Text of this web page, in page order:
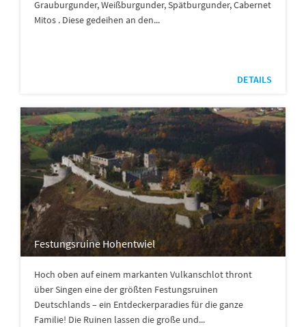
Grauburgunder, Weißburgunder, Spätburgunder, Cabernet
Mitos . Diese gedeihen an den...
DETAILS
Festungsruine Hohentwiel
Hoch oben auf einem markanten Vulkanschlot thront
über Singen eine der größten Festungsruinen
Deutschlands – ein Entdeckerparadies für die ganze
Familie! Die Ruinen lassen die große und...